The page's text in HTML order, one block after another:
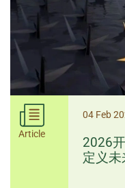
Article
04 Feb
2026
定义未